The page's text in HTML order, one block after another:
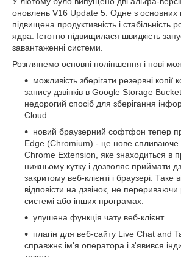
оновлень V16 Update 5. Одне з основних
підвищена продуктивність і стабільність
ядра. Істотно підвищилася швидкість
завантаженні системи.
Розглянемо основні поліпшення і нові
можливість зберігати резервні копії
запису дзвінків в Google Storage
недорогий спосіб для зберігання
Cloud
новий браузерний софтфон тепер
Edge (Chromium) - це нове спливаюче
Chrome Extension, яке знаходиться в
нижньому кутку і дозволяє приймати
закритому веб-клієнті і браузері. Таке
відповісти на дзвінок, не
системі або інших програмах.
улушена функція чату веб-клієнт
плагін для веб-сайту Live Chat and
справжнє ім'я оператора і з'явився